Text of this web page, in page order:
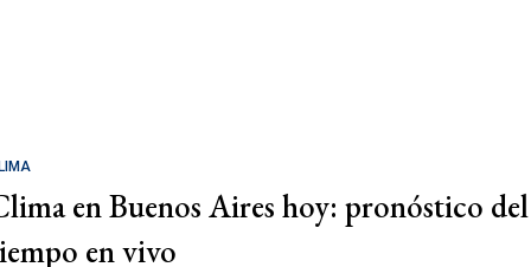
en Buenos Aires hoy: pronóstico del
en vivo